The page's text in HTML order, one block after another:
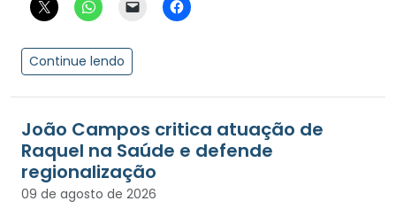
Continue lendo
João Campos critica atuação de
Raquel na Saúde e defende
regionalização
09 de agosto de 2026